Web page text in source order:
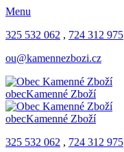
Menu
325 532 062 , 724 312 975
ou@kamennezbozi.cz
obecKamenné Zboží
obecKamenné Zboží
325 532 062 , 724 312 975